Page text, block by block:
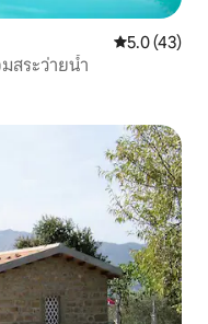
คะแนนเฉลี่ย
5.0 (43)
สระว่ายน้ำ